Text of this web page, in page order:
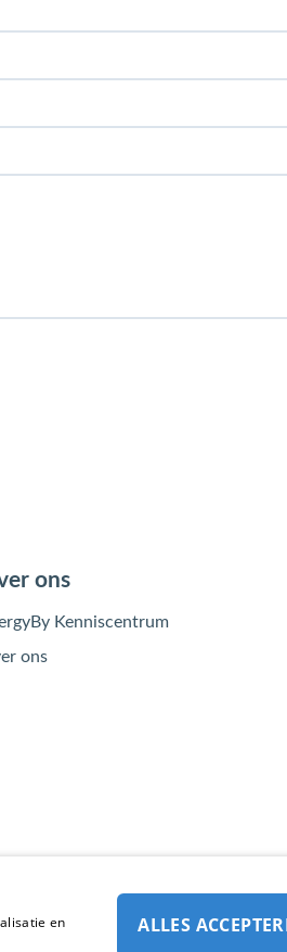
ons
Kenniscentrum
ons
en
ALLES